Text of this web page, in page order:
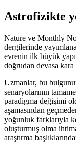
Astrofizikte
Nature ve Monthly
dergilerinde
evrenin ilk büyük
doğrudan devasa
Uzmanlar, bu
senaryolarının
paradigma değişimi
aşamasından
yoğunluk farklarıyla
oluşturmuş olma
araştırma